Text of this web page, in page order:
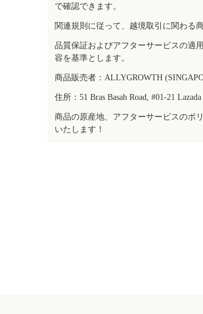
で確認できます。
関連規則に従って、越境取引に関わる
品質保証およびアフターサービスの適
容を基準とします。
商品販売者：ALLYGROWTH
住所：51 Bras Basah Road, #01-21
商品の原産地、アフターサービスのポ
いたします！